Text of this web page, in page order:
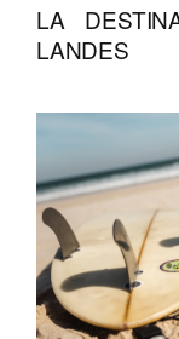
LA
LANDES